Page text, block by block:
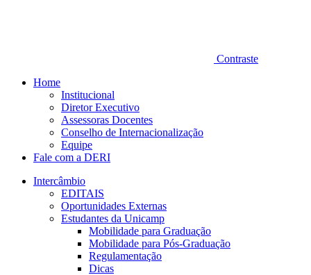
Contraste
Home
Institucional
Diretor Executivo
Assessoras Docentes
Conselho de Internacionalização
Equipe
Fale com a DERI
Intercâmbio
EDITAIS
Oportunidades Externas
Estudantes da Unicamp
Mobilidade para Graduação
Mobilidade para Pós-Graduação
Regulamentação
Dicas